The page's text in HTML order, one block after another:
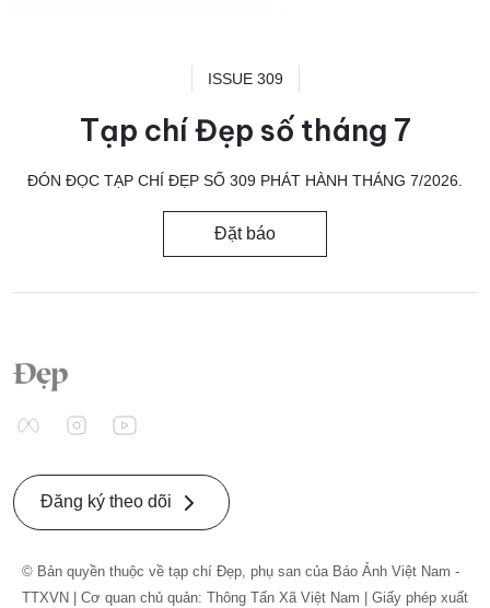
ISSUE 309
Tạp chí Đẹp số tháng 7
ĐÓN ĐỌC TẠP CHÍ ĐẸP SỐ 309 PHÁT HÀNH THÁNG 7/2026.
Đặt báo
Đăng ký theo dõi
© Bản quyền thuộc về tạp chí Đẹp, phụ san của Báo Ảnh Việt Nam -
TTXVN | Cơ quan chủ quản: Thông Tấn Xã Việt Nam | Giấy phép xuất